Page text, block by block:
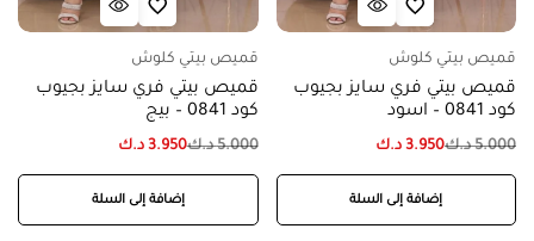
قميص بيتي كلوش
قميص بيتي فري سايز بجيوب
كود 0841 – اسود
5.000 د.ك3.950 د.ك
إضافة إلى السلة
قميص بيتي كلوش
قميص بيتي فري سايز بجيوب
كود 0841 – بيج
5.000 د.ك3.950 د.ك
إضافة إلى السلة